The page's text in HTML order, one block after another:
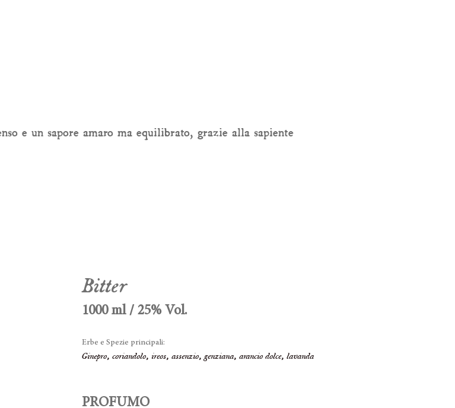
e un sapore amaro ma equilibrato, grazie alla sapiente
Bitter
1000 ml / 25% Vol.
Erbe e Spezie principali:
Ginepro, coriandolo, ireos, assenzio, genziana, arancio dolce, lavanda
PROFUMO